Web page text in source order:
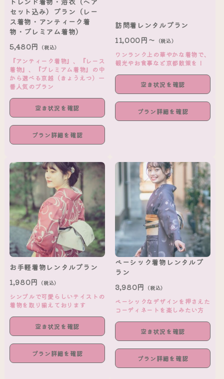
セット込み）プラン（レー
ス着物・アンティーク着
物・プレミアム着物）
5,480円 （税込）
『アンティーク着物』、『レース
着物』、『プレミアム着物』の中
から選べる京越（きょうえつ）一
番人気のプラン
空き状況を確認
プラン詳細を確認
訪問着レンタルプラン
11,000円～ （税込）
ワンランク上の華やかな着物で、
観光やお食事など京都散策を！
空き状況を確認
プラン詳細を確認
お手軽着物レンタルプラン
1,980円 （税込）
シンプルで可愛らしいテイストの
着物を取り揃えております
空き状況を確認
プラン詳細を確認
ベーシック着物レンタルプ
ラン
3,980円 （税込）
ベーシックなデザインを押さえた
コーディネートを楽しみたい方
空き状況を確認
プラン詳細を確認